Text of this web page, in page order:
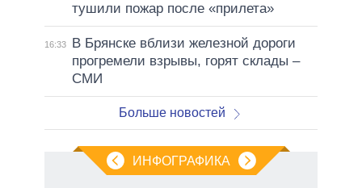
тушили пожар после «прилета»
16:33
В Брянске вблизи железной дороги
прогремели взрывы, горят склады –
СМИ
Больше новостей
ИНФОГРАФИКА